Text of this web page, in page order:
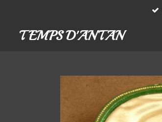
contenuTEMPS D'ANTAN